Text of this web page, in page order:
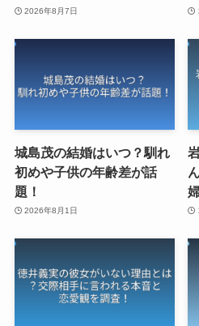
2026年8月7日
城島茂の結婚はいつ？馴れ
初めや子供の年齢差が話
題！
2026年8月1日